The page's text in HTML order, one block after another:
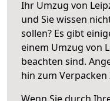
Ihr Umzug von
und Sie wissen
sollen? Es gibt
einem Umzug von
beachten sind.
hin zum